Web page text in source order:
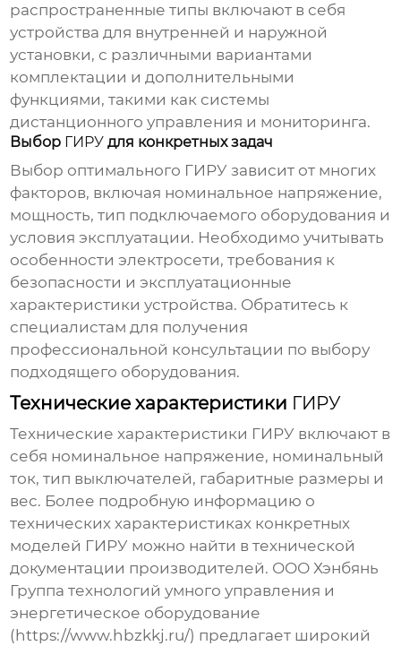
распространенные типы включают в себя
устройства для внутренней и наружной
установки, с различными вариантами
комплектации и дополнительными
функциями, такими как системы
дистанционного управления и мониторинга.
Выбор ГИРУ для конкретных задач
Выбор оптимального ГИРУ зависит от многих
факторов, включая номинальное напряжение,
мощность, тип подключаемого оборудования и
условия эксплуатации. Необходимо учитывать
особенности электросети, требования к
безопасности и эксплуатационные
характеристикиустройства. Обратитесь к
специалистам для получения
профессиональной консультации по выбору
подходящего оборудования.
Технические характеристики ГИРУ
Технические характеристики ГИРУ включают в
себя номинальное напряжение, номинальный
ток, тип выключателей, габаритные размеры и
вес. Более подробную информацию о
технических характеристиках конкретных
моделей ГИРУ можно найти в технической
документации производителей. ООО Хэнбянь
Группа технологий умного управления и
энергетическое оборудование
( https://www.hbzkkj.ru/) предлагает широкий